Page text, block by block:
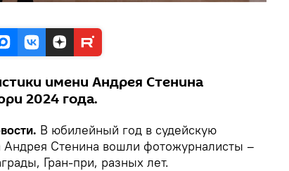
имени Андрея Стенина
2024 года.
В юбилейный год в судейскую
Андрея Стенина вошли фотожурналисты –
Гран-при, разных лет.